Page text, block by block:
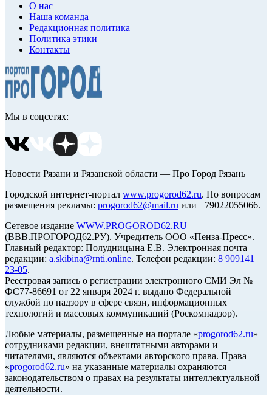
О нас
Наша команда
Редакционная политика
Политика этики
Контакты
Мы в соцсетях:
Новости Рязани и Рязанской области — Про Город Рязань
Городской интернет-портал www.progorod62.ru. По вопросам
размещения рекламы: progorod62@mail.ru или +79022055066.
Сетевое издание WWW.PROGOROD62.RU
(ВВВ.ПРОГОРОД62.РУ). Учредитель ООО «Пенза-Пресс».
Главный редактор: Полудницына Е.В. Электронная почта
редакции: a.skibina@rnti.online. Телефон редакции: 8 909141
23-05.
Реестровая запись о регистрации электронного СМИ Эл №
ФС77-86691 от 22 января 2024 г. выдано Федеральной
службой по надзору в сфере связи, информационных
технологий и массовых коммуникаций (Роскомнадзор).
Любые материалы, размещенные на портале «progorod62.ru»
сотрудниками редакции, внештатными авторами и
читателями, являются объектами авторского права. Права
«progorod62.ru» на указанные материалы охраняются
законодательством о правах на результаты интеллектуальной
деятельности.